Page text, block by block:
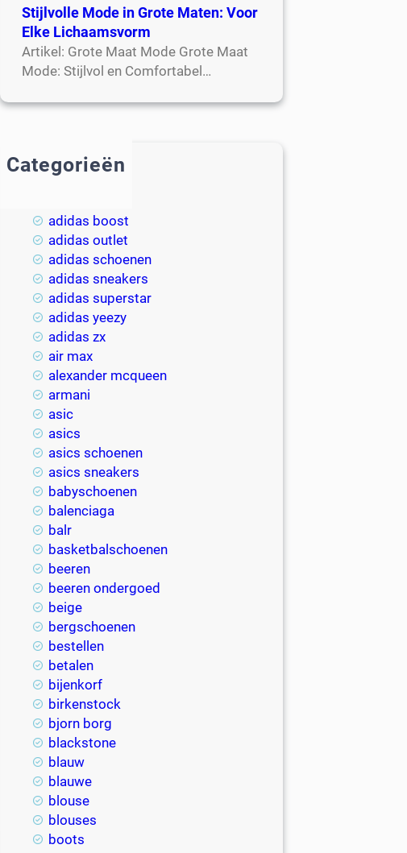
Stijlvolle Mode in Grote Maten: Voor
Elke Lichaamsvorm
Artikel: Grote Maat Mode Grote Maat
Mode: Stijlvol en Comfortabel…
Categorieën
adidas boost
adidas outlet
adidas schoenen
adidas sneakers
adidas superstar
adidas yeezy
adidas zx
air max
alexander mcqueen
armani
asic
asics
asics schoenen
asics sneakers
babyschoenen
balenciaga
balr
basketbalschoenen
beeren
beeren ondergoed
beige
bergschoenen
bestellen
betalen
bijenkorf
birkenstock
bjorn borg
blackstone
blauw
blauwe
blouse
blouses
boots